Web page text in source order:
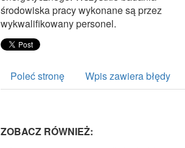
środowiska pracy wykonane są przez
wykwalifikowany personel.
Poleć stronę Wpis zawiera błędy
ZOBACZ RÓWNIEŻ: